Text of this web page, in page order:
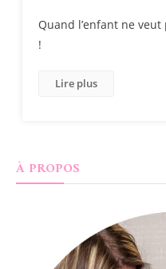
Quand l’enfant ne
!
Lire plus
À PROPOS